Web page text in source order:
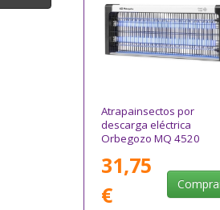
Atrapainsectos por
descarga eléctrica
Orbegozo MQ 4520
31,75
€